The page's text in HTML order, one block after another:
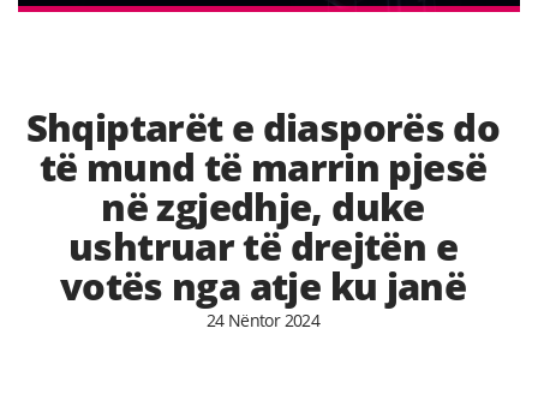
Shqiptarët e diasporës do
të mund të marrin pjesë
në zgjedhje, duke
ushtruar të drejtën e
votës nga atje ku janë
24 Nëntor 2024